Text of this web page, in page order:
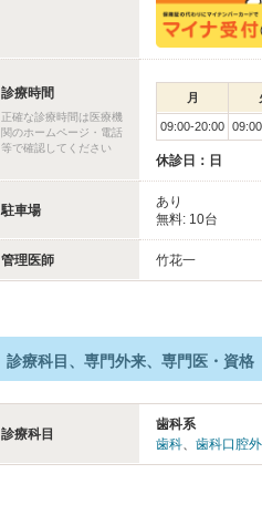
診療時間
正確な診療時間は医療機
関のホームページ・電話
等で確認してください
月
09:00-20:00
休診日：日
駐車場
あり
無料: 10台
管理医師 竹花一
診療科目、専門外来、専門医・資格
診療科目
歯科系
歯科、 歯科口腔